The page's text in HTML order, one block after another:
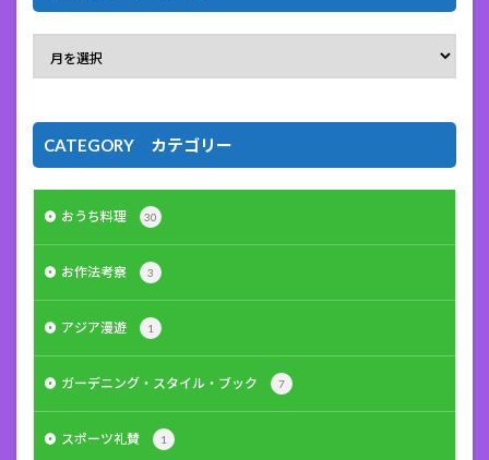
CATEGORY カテゴリー
おうち料理 30
お作法考察 3
アジア漫遊 1
ガーデニング・スタイル・ブック 7
スポーツ礼賛 1